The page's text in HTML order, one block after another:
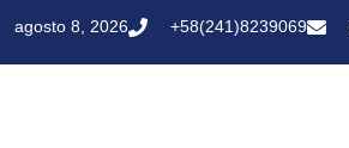
agosto 8, 2026 +58(241)8239069